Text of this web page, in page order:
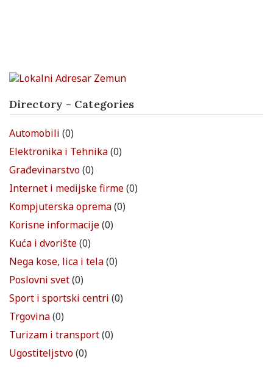
Directory - Categories
Automobili (0)
Elektronika i Tehnika(0)
Građevinarstvo(0)
Internet i medijske firme(0)
Kompjuterska oprema(0)
Korisne informacije(0)
Kuća i dvorište(0)
Nega kose, lica i tela(0)
Poslovni svet(0)
Sport i sportski centri (0)
Trgovina(0)
Turizam i transport(0)
Ugostiteljstvo(0)